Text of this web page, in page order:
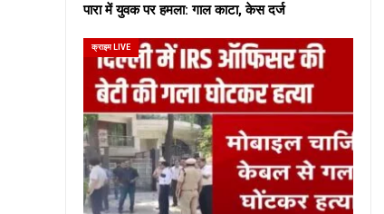
पारा में युवक पर हमला: गाल काटा, केस दर्ज
क्राइम LIVE